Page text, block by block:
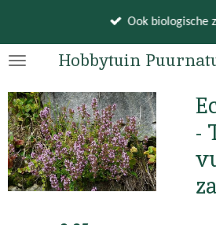
naar
hoofdinhoud
Hobbytuin
Ook biologische
-